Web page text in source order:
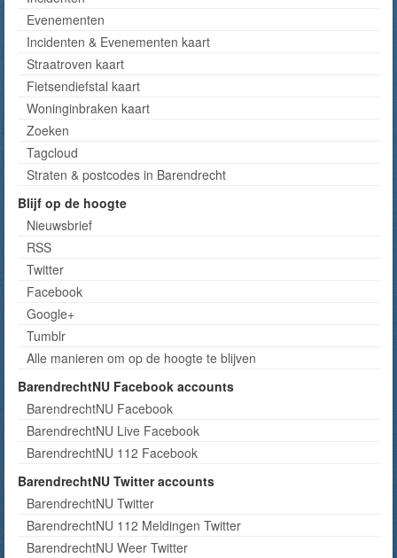
Evenementen
Incidenten & Evenementen kaart
Straatroven kaart
Fietsendiefstal kaart
Woninginbraken kaart
Zoeken
Tagcloud
Straten & postcodes in Barendrecht
Blijf op de hoogte
Nieuwsbrief
RSS
Twitter
Facebook
Google+
Tumblr
Alle manieren om op de hoogte te blijven
BarendrechtNU Facebook accounts
BarendrechtNU Facebook
BarendrechtNU Live Facebook
BarendrechtNU 112 Facebook
BarendrechtNU Twitter accounts
BarendrechtNU Twitter
BarendrechtNU 112 Meldingen Twitter
BarendrechtNU Weer Twitter